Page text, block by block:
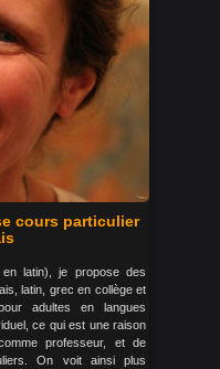
cours particulier
latin), je propose des
latin, grec en collège et
adultes en langues
ce qui est une raison
professeur, et de
On voit ainsi plus